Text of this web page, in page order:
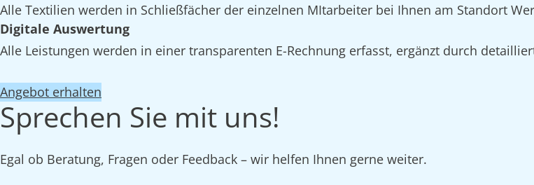
Alle Textilien werden in Schließfächer der einzelnen MItarbeiter bei Ihnen am Standort
Digitale Auswertung
Alle Leistungen werden in einer transparenten E-Rechnung erfasst, ergänzt durch
Angebot erhalten
Sprechen Sie mit uns!
Egal ob Beratung, Fragen oder Feedback – wir helfen Ihnen gerne weiter.